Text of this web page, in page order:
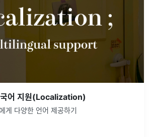
어 지원(Localization)
게 다양한 언어 제공하기